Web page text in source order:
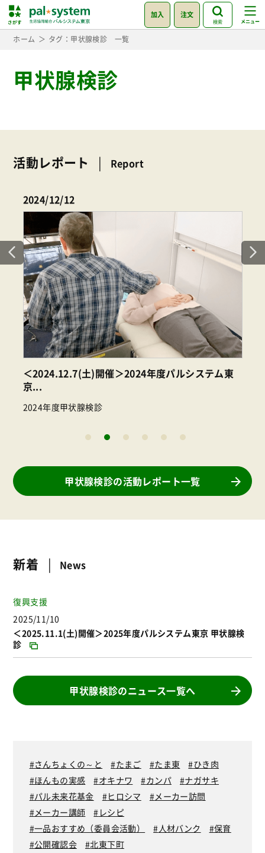
加入 注文
検索
ホーム タグ：甲状腺検診 一覧
甲状腺検診
活動レポート Report
2024/12/12
＜2024.12.7(土)開催＞2024年度パルシステム東
京...
2024年度甲状腺検診
甲状腺検診の活動レポート一覧
新着 News
復興支援
2025/11/10
＜2025.11.1(土)開催＞2025年度パルシステム東京 甲状腺検
診
甲状腺検診のニュース一覧へ
さんちょくの～と たまご たま東
ひき肉
ほんもの実感
オキナワ カンパ
ナガサキ
パル未来花基金
ヒロシマ
メーカー訪問
メーカー講師
レシピ
一品おすすめ（委員会活動）
人材バンク
保育
公開確認会
北東下町